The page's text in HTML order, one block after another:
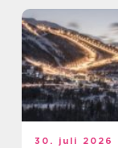
30. juli 2026